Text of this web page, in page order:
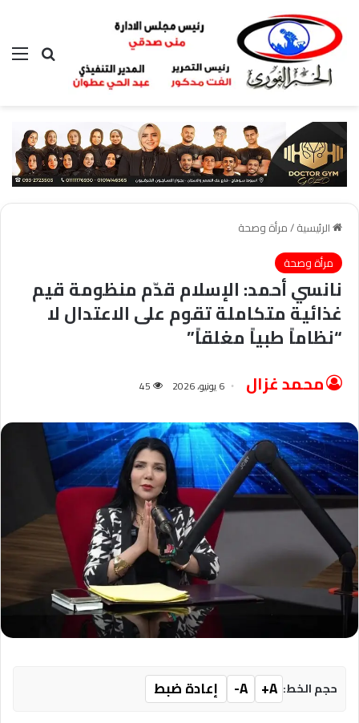
بحث عن
الرئيسية/مرأة وصحة
مرأة وصحة
نانسي أحمد: الإسلام قدّم منظومة قيم
غذائية متكاملة تقوم على الاعتدال لا
“نظاماً طبياً مغلقاً”
محمد غزال 6 يونيو، 2026 45
حجم الخط: A+
A-
إعادة ضبط